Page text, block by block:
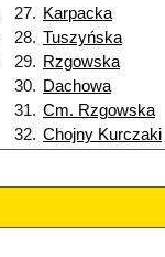
27. Karpacka
28. Tuszyńska
29. Rzgowska
30. Dachowa
31. Cm. Rzgowska
32. Chojny Kurczaki